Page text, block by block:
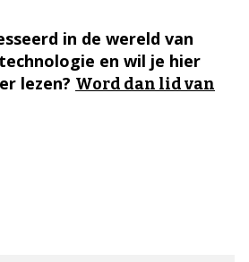
in de wereld van
en wil je hier
lezen? Word dan lid van